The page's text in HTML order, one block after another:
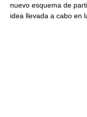
nuevo esquema de
idea llevada a cabo en